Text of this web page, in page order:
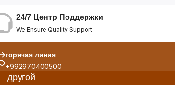
24/7 Центр Поддержки
We Ensure Quality Support
горячая линия
+992970400500
другой